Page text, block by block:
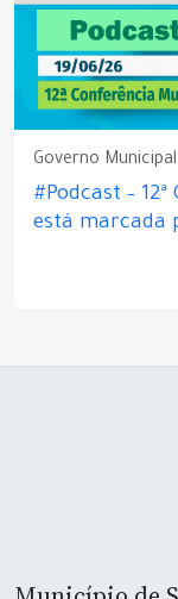
Governo Municipal
#Podcast –
está marcada